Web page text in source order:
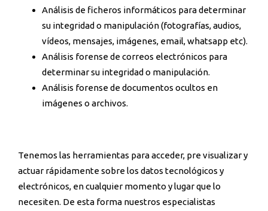
Análisis de ficheros informáticos para determinar
su integridad o manipulación (fotografías, audios,
vídeos, mensajes, imágenes, email, whatsapp etc).
Análisis forense de correos electrónicos para
determinar su integridad o manipulación.
Análisis forense de documentos ocultos en
imágenes o archivos.
Tenemos las herramientas para acceder, pre visualizar y
actuar rápidamente sobre los datos tecnológicos y
electrónicos, en cualquier momento y lugar que lo
necesiten. De esta forma nuestros especialistas